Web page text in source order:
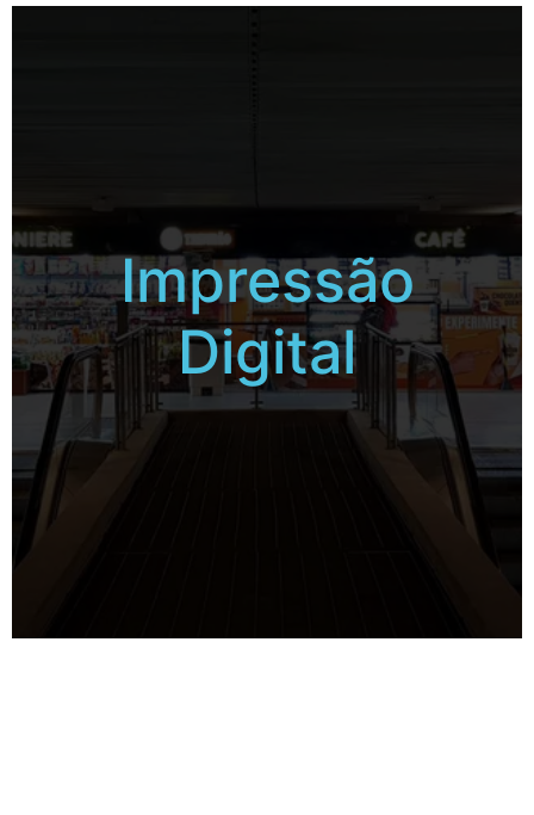
Impressão
Digital